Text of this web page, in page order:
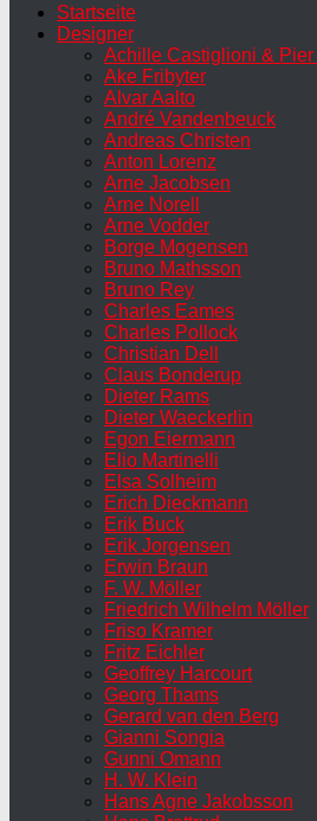
Startseite
Designer
Achille Castiglioni &
Ake Fribyter
Alvar Aalto
André Vandenbeuck
Andreas Christen
Anton Lorenz
Arne Jacobsen
Arne Norell
Arne Vodder
Borge Mogensen
Bruno Mathsson
Bruno Rey
Charles Eames
Charles Pollock
Christian Dell
Claus Bonderup
Dieter Rams
Dieter Waeckerlin
Egon Eiermann
Elio Martinelli
Elsa Solheim
Erich Dieckmann
Erik Buck
Erik Jorgensen
Erwin Braun
F. W. Möller
Friedrich Wilhelm Möller
Friso Kramer
Fritz Eichler
Geoffrey Harcourt
Georg Thams
Gerard van den Berg
Gianni Songia
Gunni Omann
H. W. Klein
Hans Agne Jakobsson